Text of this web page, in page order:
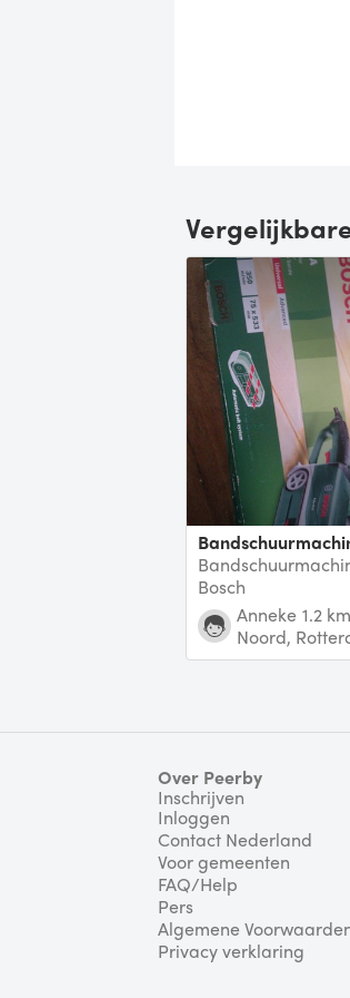
Bosch
Anneke 1.2 km
Noord,
Over Peerby
Inschrijven
Inloggen
Contact Nederland
Voor gemeenten
FAQ/Help
Pers
Algemene
Privacy verklaring